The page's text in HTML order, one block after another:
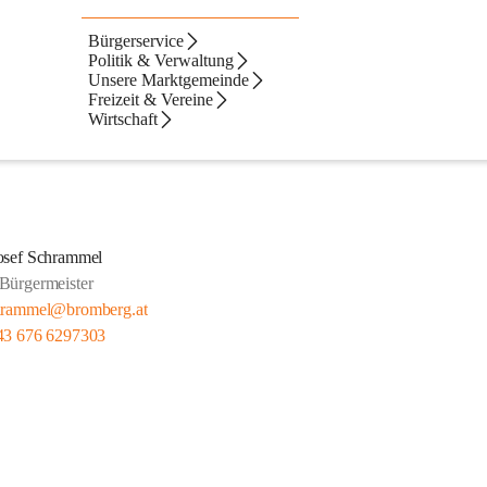
Bürgerservice
Politik & Verwaltung
Unsere Marktgemeinde
Freizeit & Vereine
Wirtschaft
Schrammel
Bürgermeister
676 6297303